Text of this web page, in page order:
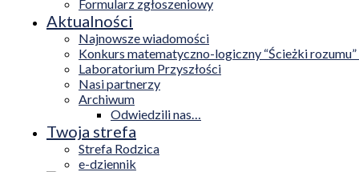
Formularz zgłoszeniowy
Aktualności
Najnowsze wiadomości
Konkurs matematyczno-logiczny “Ścieżki
Laboratorium Przyszłości
Nasi partnerzy
Archiwum
Odwiedzili nas…
Twoja strefa
Strefa Rodzica
e-dziennik